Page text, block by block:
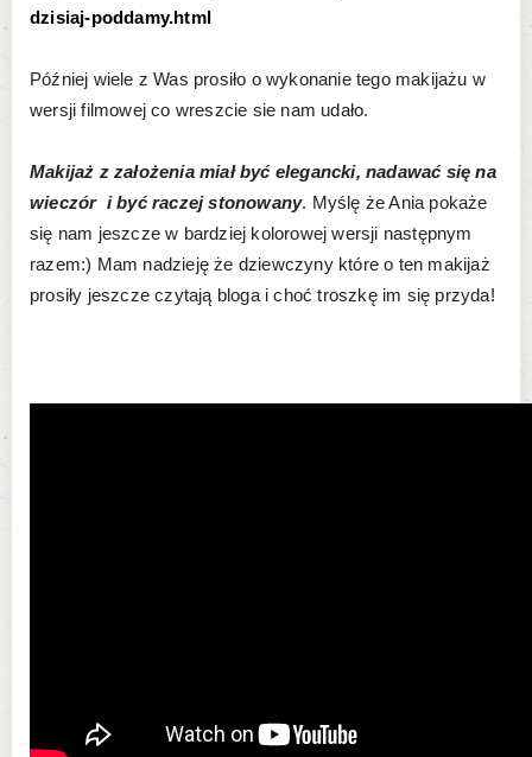
dzisiaj-poddamy.html
Później wiele z Was prosiło o wykonanie tego makijażu w
wersji filmowej co wreszcie sie nam udało.
Makijaż z założenia miał być elegancki, nadawać się na
wieczór i być raczej stonowany. Myślę że Ania pokaże
się nam jeszcze w bardziej kolorowej wersji następnym
razem:) Mam nadzieję że dziewczyny które o ten makijaż
prosiły jeszcze czytają bloga i choć troszkę im się przyda!